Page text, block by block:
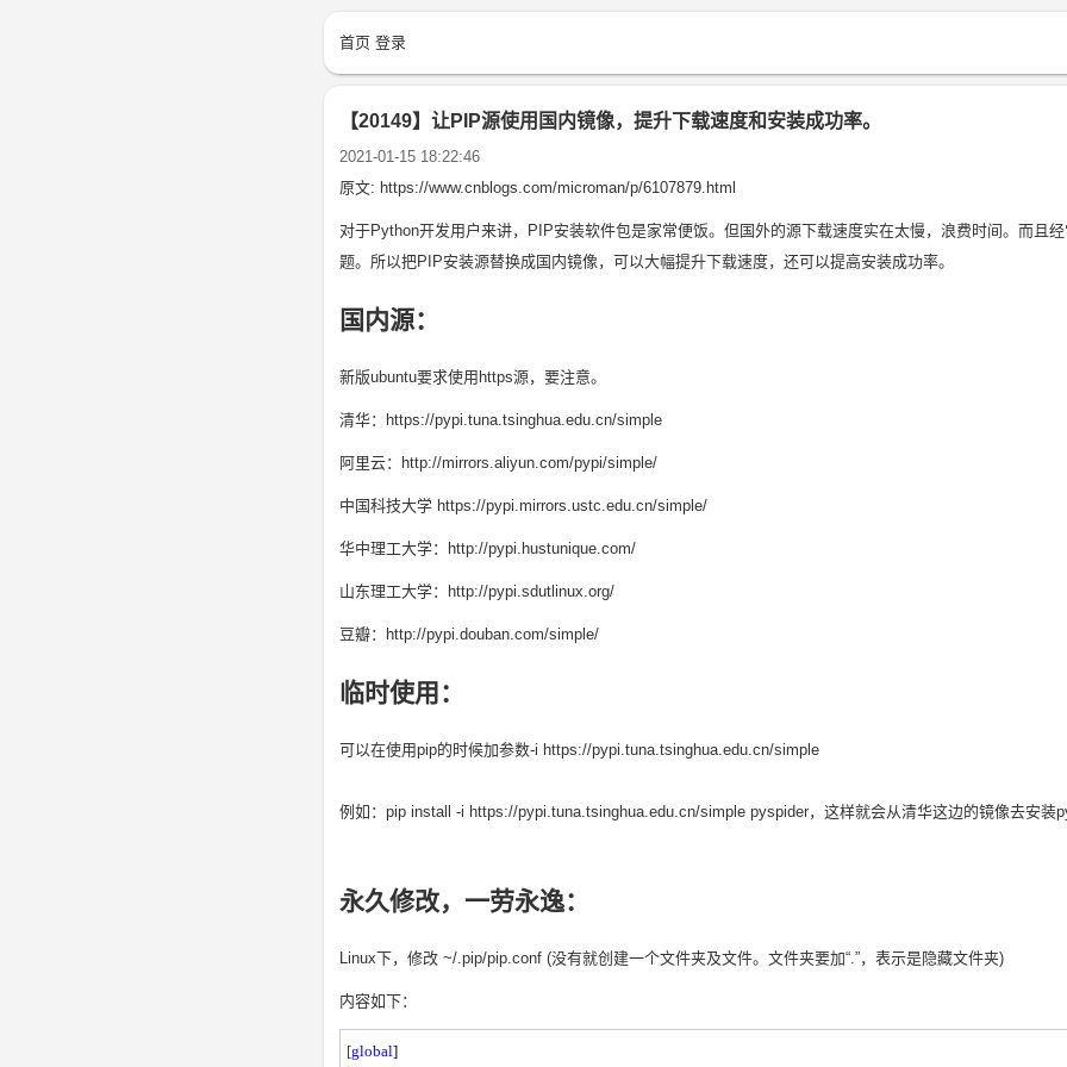
首页 登录
【20149】让PIP源使用国内镜像，提升下载速度和安装成功率。
2021-01-15 18:22:46
原文: https://www.cnblogs.com/microman/p/6107879.html
对于Python开发用户来讲，PIP安装软件包是家常便饭。但国外的源下载速度实在太慢，浪费时间。而且
题。所以把PIP安装源替换成国内镜像，可以大幅提升下载速度，还可以提高安装成功率。
国内源：
新版ubuntu要求使用https源，要注意。
清华：https://pypi.tuna.tsinghua.edu.cn/simple
阿里云：http://mirrors.aliyun.com/pypi/simple/
中国科技大学 https://pypi.mirrors.ustc.edu.cn/simple/
华中理工大学：http://pypi.hustunique.com/
山东理工大学：http://pypi.sdutlinux.org/
豆瓣：http://pypi.douban.com/simple/
临时使用：
可以在使用pip的时候加参数-i https://pypi.tuna.tsinghua.edu.cn/simple
例如：pip install -i https://pypi.tuna.tsinghua.edu.cn/simple pyspider，这样就会从清华这边的镜像去安装
永久修改，一劳永逸：
Linux下，修改 ~/.pip/pip.conf (没有就创建一个文件夹及文件。文件夹要加“.”，表示是隐藏文件夹)
内容如下：
[global]